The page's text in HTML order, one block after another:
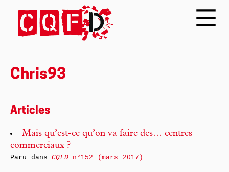
Chris93
Articles
Mais qu’est-ce qu’on va faire des… centres
commerciaux ?
Paru dansCQFDn°152 (mars 2017)